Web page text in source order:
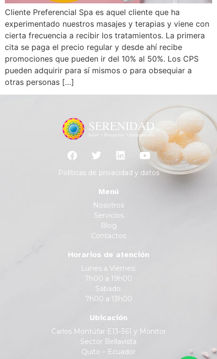
Cliente Preferencial Spa es aquel cliente que ha
experimentado nuestros masajes y terapias y viene con
cierta frecuencia a recibir los tratamientos. La primera
cita se paga el precio regular y desde ahí recibe
promociones que pueden ir del 10% al 50%. Los CPS
pueden adquirir para sí mismos o para obsequiar a
otras personas […]
Políticas de privacidad y datos
Menú
Nosotros
Servicios
Blog
Contactos
Horarios de atención
Lunes a Viernes:
7h00 a 19h00
Sábado:
7h00 a 13h00
Ubicación
Carlos Montúfar E13-361 y Monitor
Sector Bellavista
Quito – Ecuador